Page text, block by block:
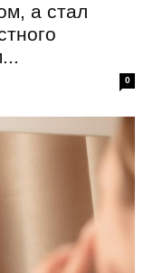
а стал
0